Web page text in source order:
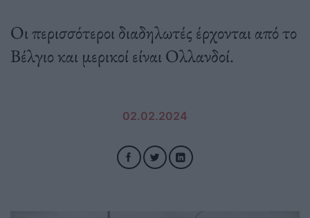
Οι περισσότεροι διαδηλωτές έρχονται από το
Βέλγιο και μερικοί είναι Ολλανδοί.
02.02.2024